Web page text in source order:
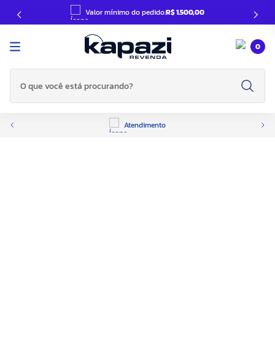
Valor mínimo do pedido:R$ 1.500,00
0
O que você está procurando?
Atendimento